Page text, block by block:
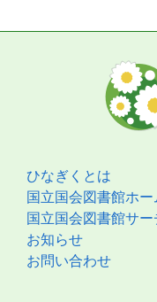
ひなぎくとは
国立国会図書館ホー
国立国会図書館サー
お知らせ
お問い合わせ